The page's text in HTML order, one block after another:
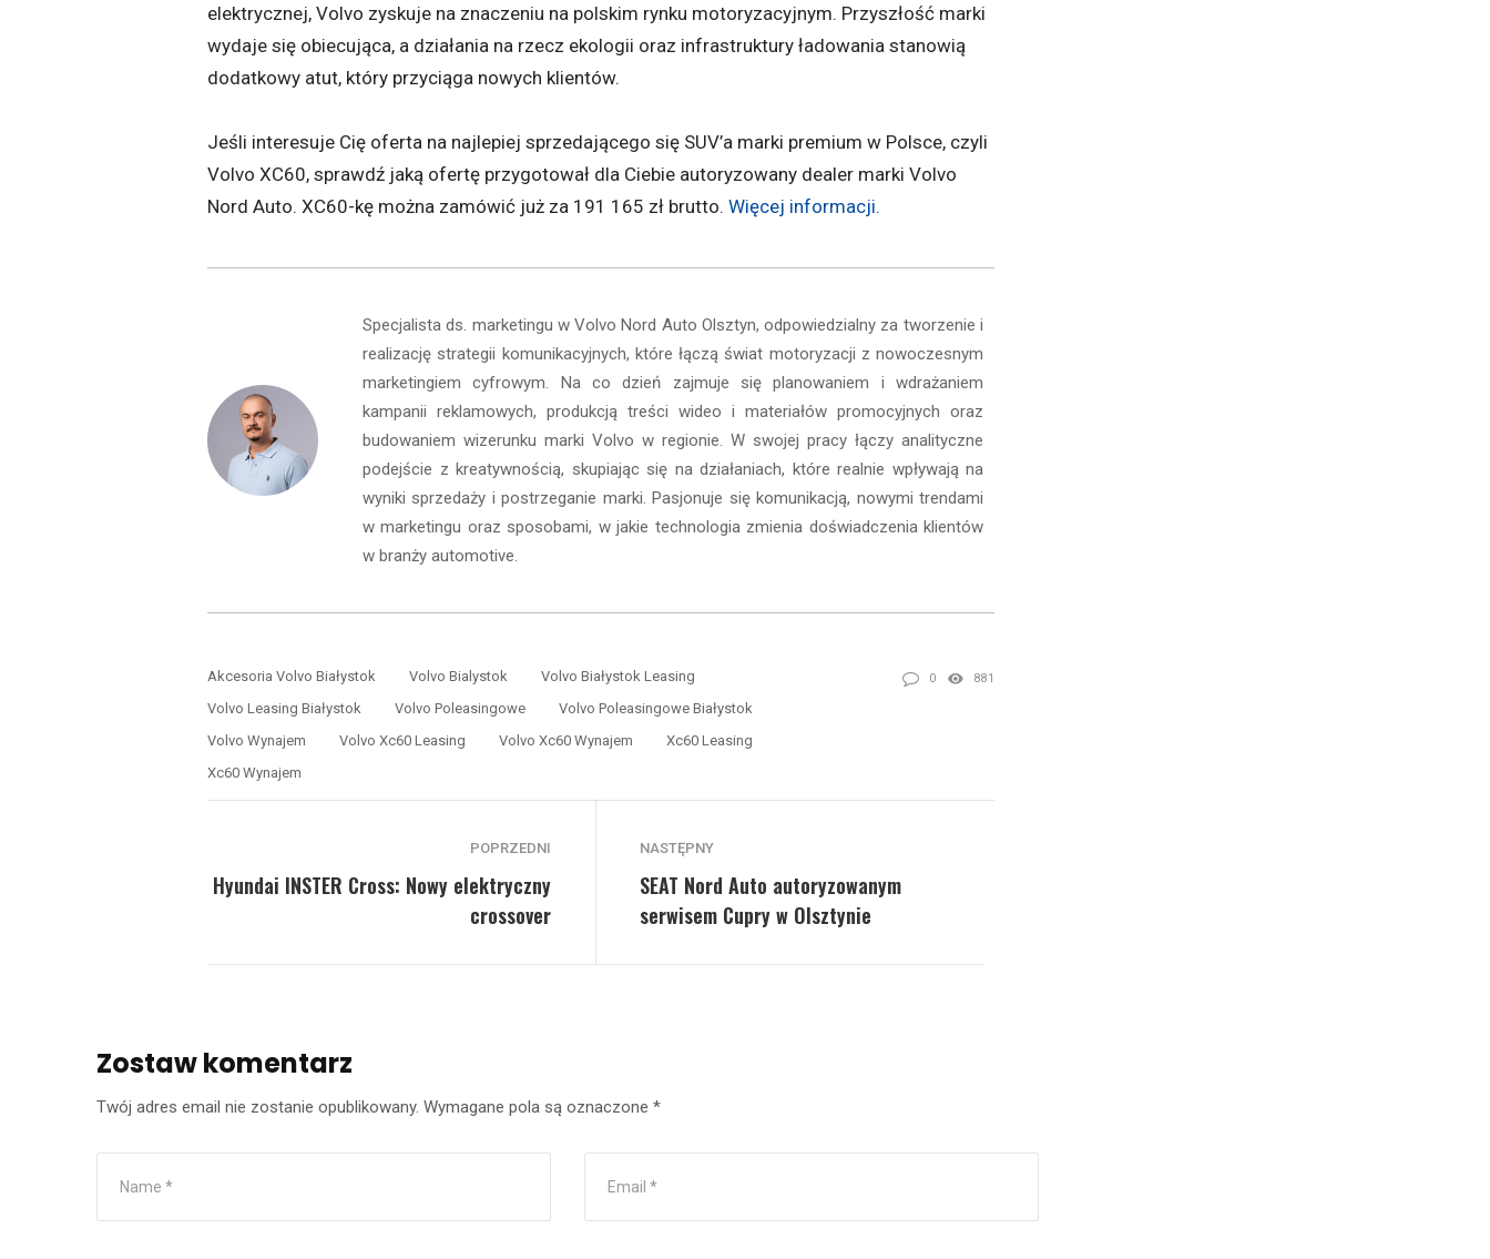
elektrycznej, Volvo zyskuje na znaczeniu na polskim rynku motoryzacyjnym. Przyszłość marki
wydaje się obiecująca, a działania na rzecz ekologii oraz infrastruktury ładowania stanowią
dodatkowy atut, który przyciąga nowych klientów.
Jeśli interesuje Cię oferta na najlepiej sprzedającego się SUV’a marki premium w Polsce, czyli
Volvo XC60, sprawdź jaką ofertę przygotował dla Ciebie autoryzowany dealer marki Volvo
Nord Auto. XC60-kę można zamówić już za 191 165 zł brutto. Więcej informacji.
Specjalista ds. marketingu w Volvo Nord Auto Olsztyn, odpowiedzialny za tworzenie i
realizację strategii komunikacyjnych, które łączą świat motoryzacji z nowoczesnym
marketingiem cyfrowym. Na co dzień zajmuje się planowaniem i wdrażaniem
kampanii reklamowych, produkcją treści wideo i materiałów promocyjnych oraz
budowaniem wizerunku marki Volvo w regionie. W swojej pracy łączy analityczne
podejście z kreatywnością, skupiając się na działaniach, które realnie wpływają na
wyniki sprzedaży i postrzeganie marki. Pasjonuje się komunikacją, nowymi trendami
w marketingu oraz sposobami, w jakie technologia zmienia doświadczenia klientów
w branży automotive.
Akcesoria Volvo Białystok Volvo Bialystok
Volvo Białystok Leasing
Volvo Leasing Białystok
Volvo Poleasingowe
Volvo Poleasingowe Białystok
Volvo Wynajem
Volvo Xc60 Leasing Volvo Xc60 Wynajem
Xc60 Leasing
Xc60 Wynajem
0 881
POPRZEDNI
Hyundai INSTER Cross: Nowy elektryczny
crossover
NASTĘPNY
SEAT Nord Auto autoryzowanym
serwisem Cupry w Olsztynie
Zostaw komentarz
Twój adres email nie zostanie opublikowany. Wymagane pola są oznaczone *